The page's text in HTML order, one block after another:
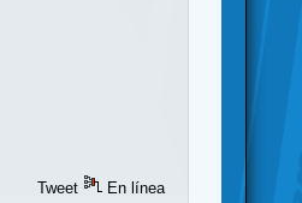
Tweet En línea